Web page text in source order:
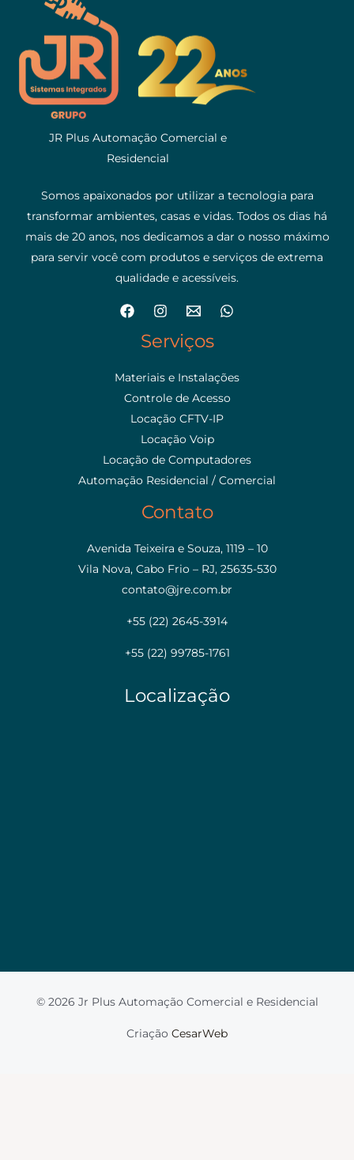
Não aceito
Aceito
JR Plus Automação Comercial e
Residencial
Somos apaixonados por utilizar a tecnologia para
transformar ambientes, casas e vidas. Todos os dias há
mais de 20 anos, nos dedicamos a dar o nosso máximo
para servir você com produtos e serviços de extrema
qualidade e acessíveis.
Serviços
Materiais e Instalações
Controle de Acesso
Locação CFTV-IP
Locação Voip
Locação de Computadores
Automação Residencial / Comercial
Contato
Avenida Teixeira e Souza, 1119 – 10
Vila Nova, Cabo Frio – RJ, 25635-530
contato@jre.com.br
+55 (22) 2645-3914
+55 (22) 99785-1761
Localização
© 2026 Jr Plus Automação Comercial e Residencial
Criação CesarWeb
Fale Conosco